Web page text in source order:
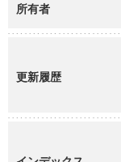
所有者
更新履歴